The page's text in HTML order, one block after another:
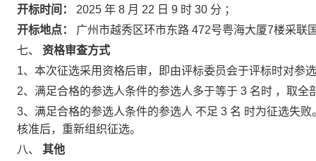
开标时间： 2025 年 8 月 22 日 9 时 30 分 ；
开标地点： 广州市越秀区环市东路 472号粤海大厦7楼采联
七、 资格审查方式
1、本次征选采用资格后审，即由评标委员会于评标时对参
2、满足合格的参选人条件的参选人多于等于 3 名时 ，取全
3、满足合格的参选人条件的参选人 不足 3 名 时为征选失
核准后，重新组织征选。
八、 其他